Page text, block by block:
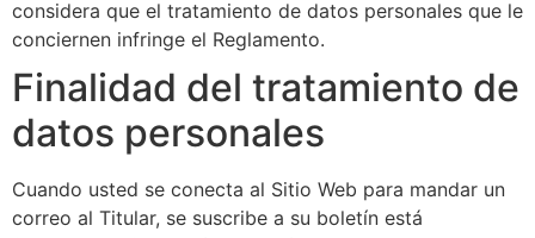
considera que el tratamiento de datos personales que le
conciernen infringe el Reglamento.
Finalidad del tratamiento de
datos personales
Cuando usted se conecta al Sitio Web para mandar un
correo al Titular, se suscribe a su boletín está